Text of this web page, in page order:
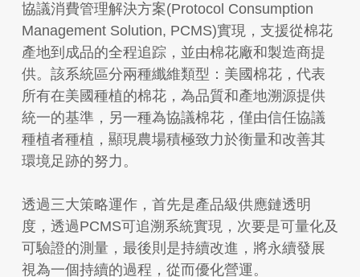
協議消費管理解決方案(Protocol Consumption
Management Solution, PCMS)實現，支援從棉花
產地到成品的全程追踪，並由棉花廠和製造商提
供。該系統區分兩種纖維類型：美國棉花，代表
所有在美國種植的棉花，為品質和產地溯源提供
統一的基準，另一種為協議棉花，僅由信任協議
種植者種植，顯現農場積極致力於衡量和改善其
環境足跡的努力。
透過三大策略運作，首先是產品級供應鏈透明
度，透過PCMS可追溯系統實現，次要是可量化及
可驗證的測量，最後則是持續改進，將永續發展
視為一個持續的過程，從而優化營運。